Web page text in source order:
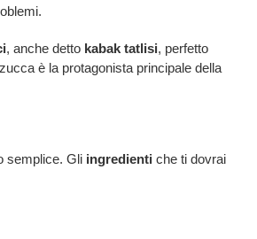
, anche detto kabak tatlisi, perfetto
è la protagonista principale della
semplice. Gli ingredienti che ti dovrai